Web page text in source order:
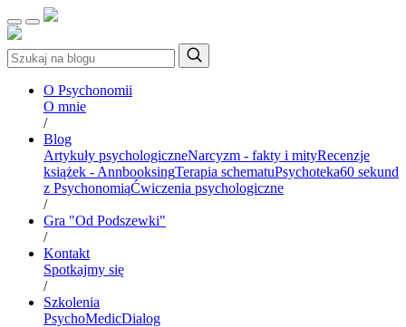
O Psychonomii
O mnie
/
Blog
Artykuły psychologiczneNarcyzm - fakty i mityRecenzje
książek - AnnbooksingTerapia schematuPsychoteka60 sekund
z PsychonomiąĆwiczenia psychologiczne
/
Gra "Od Podszewki"
/
Kontakt
Spotkajmy się
/
Szkolenia
PsychoMedicDialog